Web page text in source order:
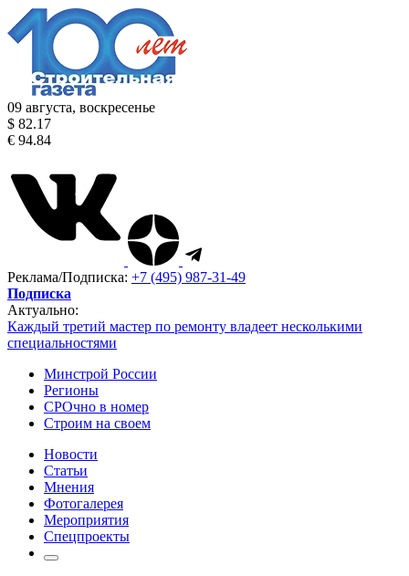
09 августа, воскресенье
$ 82.17
€ 94.84
Реклама/Подписка: +7 (495) 987-31-49
Подписка
Актуально:
Каждый третий мастер по ремонту владеет несколькими
специальностями
Минстрой России
Регионы
СРОчно в номер
Строим на своем
Новости
Статьи
Мнения
Фотогалерея
Мероприятия
Спецпроекты